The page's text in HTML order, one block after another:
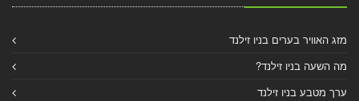
מזג האוויר בערים בניו זילנד
מה השעה בניו זילנד?
ערך מטבע בניו זילנד